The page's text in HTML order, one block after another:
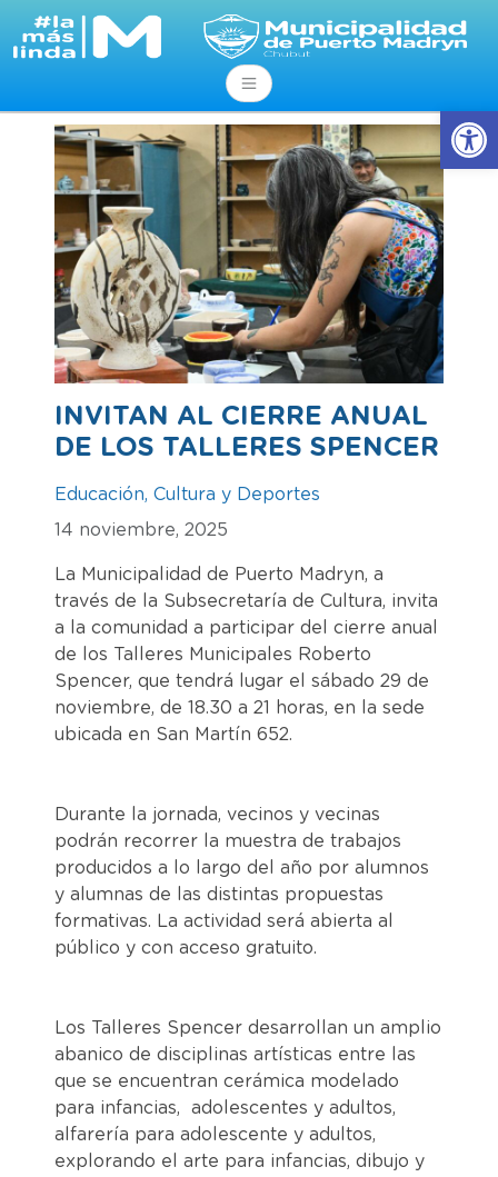
Abrir
INVITAN AL CIERRE ANUAL
DE LOS TALLERES SPENCER
Educación, Cultura y Deportes
14 noviembre, 2025
La Municipalidad de Puerto Madryn, a
través de la Subsecretaría de Cultura, invita
a la comunidad a participar del cierre anual
de los Talleres Municipales Roberto
Spencer, que tendrá lugar el sábado 29 de
noviembre, de 18.30 a 21 horas, en la sede
ubicada en San Martín 652.
Durante la jornada, vecinos y vecinas
podrán recorrer la muestra de trabajos
producidos a lo largo del año por alumnos
y alumnas de las distintas propuestas
formativas. La actividad será abierta al
público y con acceso gratuito.
Los Talleres Spencer desarrollan un amplio
abanico de disciplinas artísticas entre las
que se encuentran cerámica modelado
para infancias, adolescentes y adultos,
alfarería para adolescente y adultos,
explorando el arte para infancias, dibujo y